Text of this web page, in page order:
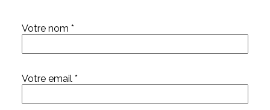
Votre nom *
Votre email *